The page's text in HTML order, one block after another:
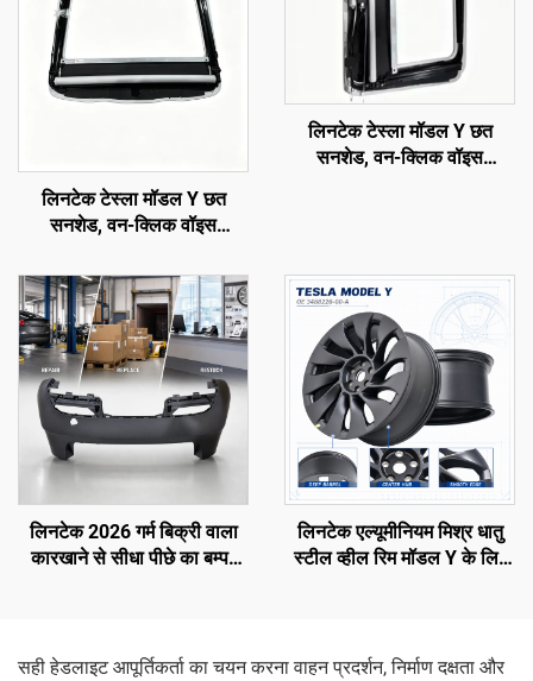
लिनटेक टेस्ला मॉडल Y छत
सनशेड, वन-क्लिक वॉइस
लिनटेक टेस्ला मॉडल Y छत
सनशेड, वन-क्लिक वॉइस
लिनटेक 2026 गर्म बिक्री वाला
कारखाने से सीधा पीछे का बम्पर
लिनटेक एल्यूमीनियम मिश्र धातु
स्टील व्हील रिम मॉडल Y के लिए
सही हेडलाइट आपूर्तिकर्ता का चयन करना वाहन प्रदर्शन, निर्माण दक्षता और